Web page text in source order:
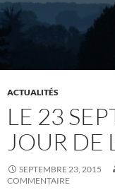
ACTUALITÉS
LE 23
JOUR DE
SEPTEMBRE 23, 2015
COMMENTAIRE